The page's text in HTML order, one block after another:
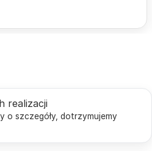
realizacji
o szczegóły, dotrzymujemy